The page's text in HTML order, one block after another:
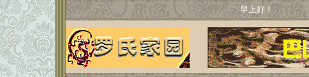
早上好！